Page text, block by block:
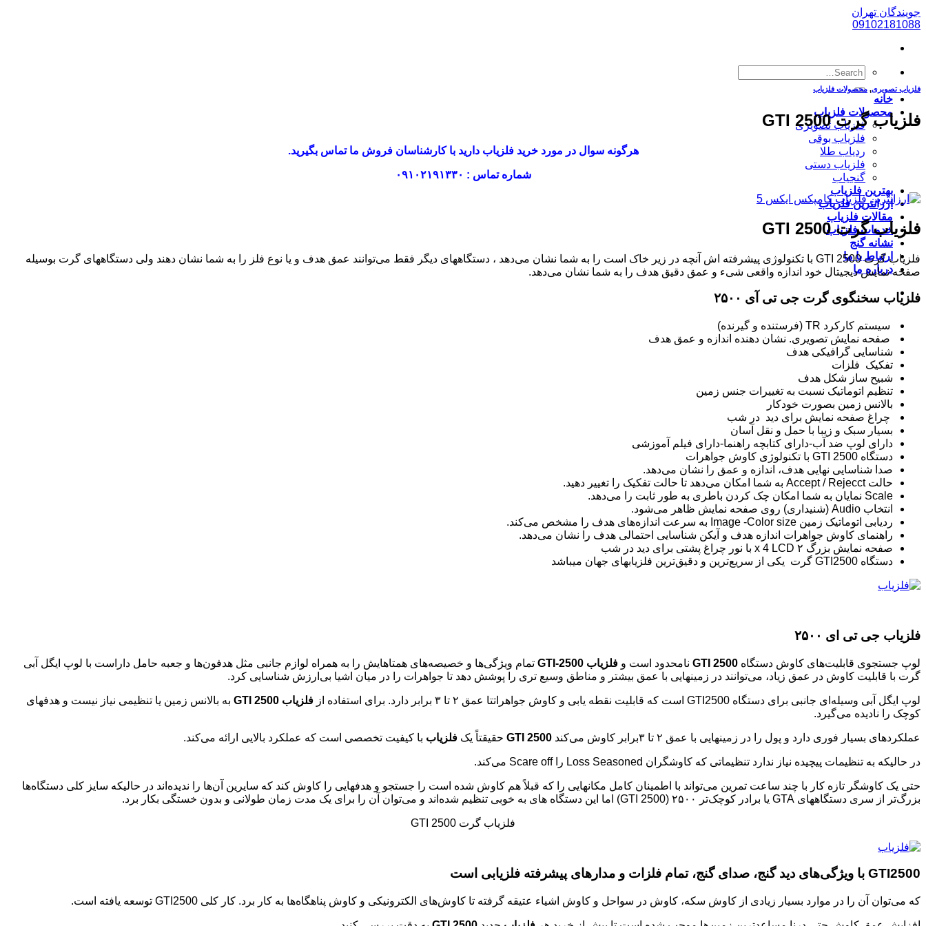
پرش
به
جویندگان تهران
09102181088
خانه
محصولات فلزیاب
فلزیاب تصویری
فلزیاب بوقی
ردیاب طلا
فلزیاب دستی
گنجیاب
بهترین فلزیاب
ارزانترین فلزیاب
مقالات فلزیاب
خدمات فلزیاب
نشانه گنج
ارتباط با ما
درباره ما
فلزیاب تصویری, محصولات فلزیاب
فلزیاب گرت GTI 2500
هرگونه سوال در مورد خرید فلزیاب دارید با کارشناسان فروش ما تماس بگیرید.
شماره تماس : ۰۹۱۰۲۱۹۱۳۳۰
فلزیاب گرت GTI 2500
فلزیاب گرت GTI 2500 با تکنولوژی پیشرفته اش آنچه در زیر خاک است را به شما نشان می‌دهد ، دستگاههای دیگر فقط می‌توانند عمق هدف و یا نوع فلز را به شما نشان دهند ولی دستگاههای گرت بوسیله
صفحه نمایش دیجیتال خود اندازه واقعی شیء و عمق دقیق هدف را به شما نشان می‌دهد.
فلزیاب سخنگوی گرت جی تی آی ۲۵۰۰
سیستم کارکرد TR (فرستنده و گیرنده)
صفحه نمایش تصویری. نشان دهنده اندازه و عمق هدف
شناسایی گرافیکی هدف
تفکیک فلزات
شبیح ساز شکل هدف
تنظیم اتوماتیک نسبت به تغییرات جنس زمین
بالانس زمین بصورت خودکار
چراغ صفحه نمایش برای دید در شب
بسیار سبک و زیبا با حمل و نقل آسان
دارای لوپ ضد آب-دارای کتابچه راهنما-دارای فیلم آموزشی
دستگاه GTI 2500 با تکنولوژی کاوش جواهرات
صدا شناسایی نهایی هدف، اندازه و عمق را نشان می‌دهد.
حالت Accept / Rejecct به شما امکان می‌دهد تا حالت تفکیک را تغییر دهید.
Scale نمایان به شما امکان چک کردن باطری به طور ثابت را می‌دهد.
انتخاب Audio (شنیداری) روی صفحه نمایش ظاهر می‌شود.
ردیابی اتوماتیک زمین Image -Color size به سرعت اندازه‌های هدف را مشخص می‌کند.
راهنمای کاوش جواهرات اندازه هدف و آیکن شناسایی احتمالی هدف را نشان می‌دهد.
صفحه نمایش بزرگ ۲ x 4 LCD با نور چراغ پشتی برای دید در شب
دستگاه GTI2500 گرت یکی از سریع‌ترین و دقیق‌ترین فلزیابهای جهان میباشد
فلزیاب جی تی ای ۲۵۰۰
لوپ جستجوی قابلیت‌های کاوش دستگاه GTI 2500 نامحدود است و فلزیاب GTI-2500
تمام ویژگی‌ها و خصیصه‌های همتا‌هایش را به همراه لوازم جانبی مثل هدفون‌ها و جعبه حامل داراست با لوپ ایگل آبی
گرت با قابلیت کاوش در عمق زیاد، می‌توانند در زمینهایی با عمق بیشتر و مناطق وسیع تری را پوشش دهد تا جواهرات را در میان اشیا بی‌ارزش شناسایی کرد.
لوپ ایگل آبی وسیله‌ای جانبی برای دستگاه GTI2500 است که قابلیت نقطه یابی و کاوش جواهراتتا عمق ۲ تا ۳ برابر دارد. برای استفاده از فلزیاب GTI 2500
به بالانس زمین یا تنظیمی نیاز نیست و هدفهای
کوچک را نادیده می‌گیرد.
عملکردهای بسیار فوری دارد و پول را در زمینهایی با عمق ۲ تا ۳برابر کاوش می‌کند GTI 2500 حقیقتاً یک فلزیاب با کیفیت تخصصی است که عملکرد بالایی ارائه می‌کند.
در حالیکه به تنظیمات پیچیده نیاز ندارد تنظیماتی که کاوشگران Loss Seasoned را Scare off می‌کند.
حتی یک کاوشگر تازه کار با چند ساعت تمرین می‌تواند با اطمینان کامل مکانهایی را که قبلاً هم کاوش شده است را جستجو و هدفهایی را کاوش کند که سایرین آن‌ها را ندیده‌اند در حالیکه سایز کلی دستگاه‌ها
بزرگ‌تر از سری دستگاههای GTA یا برادر کوچک‌تر ۲۵۰۰ (GTI 2500) اما این دستگاه های به خوبی تنظیم شده‌اند و می‌توان آن را برای یک مدت زمان طولانی و بدون خستگی بکار برد.
فلزیاب گرت GTI 2500
GTI2500 با ویژگی‌های دید گنج، صدای گنج، تمام فلزات و مدارهای پیشرفته فلزیابی است
که می‌توان آن را در موارد بسیار زیادی از کاوش سکه، کاوش در سواحل و کاوش اشیاء عتیقه گرفته تا کاوش‌های الکترونیکی و کاوش پناهگاه‌ها به کار برد. کار کلی GTI2500 توسعه یافته است.